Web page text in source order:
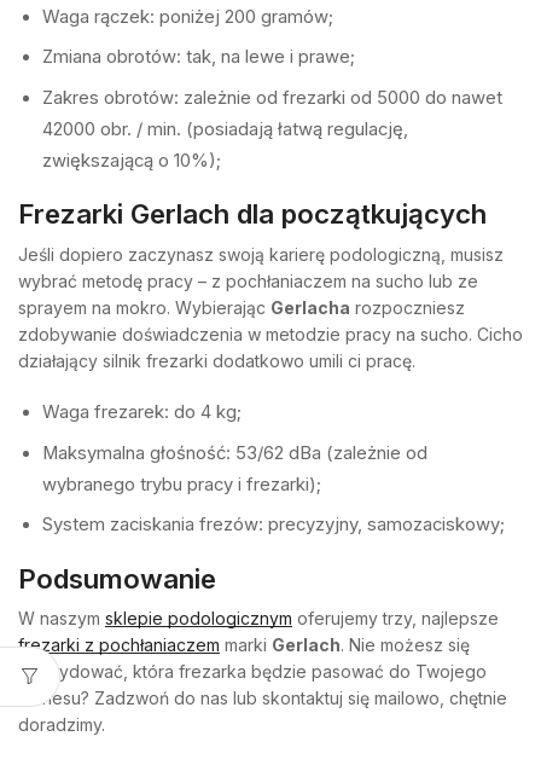
Waga rączek: poniżej 200 gramów;
Zmiana obrotów: tak, na lewe i prawe;
Zakres obrotów: zależnie od frezarki od 5000 do nawet
42000 obr. / min. (posiadają łatwą regulację,
zwiększającą o 10%);
Frezarki Gerlach dla początkujących
Jeśli dopiero zaczynasz swoją karierę podologiczną, musisz
wybrać metodę pracy – z pochłaniaczem na sucho lub ze
sprayem na mokro. Wybierając Gerlacha rozpoczniesz
zdobywanie doświadczenia w metodzie pracy na sucho. Cicho
działający silnik frezarki dodatkowo umili ci pracę.
Waga frezarek: do 4 kg;
Maksymalna głośność: 53/62 dBa (zależnie od
wybranego trybu pracy i frezarki);
System zaciskania frezów: precyzyjny, samozaciskowy;
Podsumowanie
W naszym sklepie podologicznym oferujemy trzy, najlepsze
frezarki z pochłaniaczem marki Gerlach. Nie możesz się
zdecydować, która frezarka będzie pasować do Twojego
biznesu? Zadzwoń do nas lub skontaktuj się mailowo, chętnie
doradzimy.